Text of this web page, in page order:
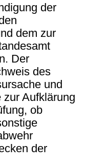
der
dem zur
Der
des
und
zur Aufklärung
ob
der